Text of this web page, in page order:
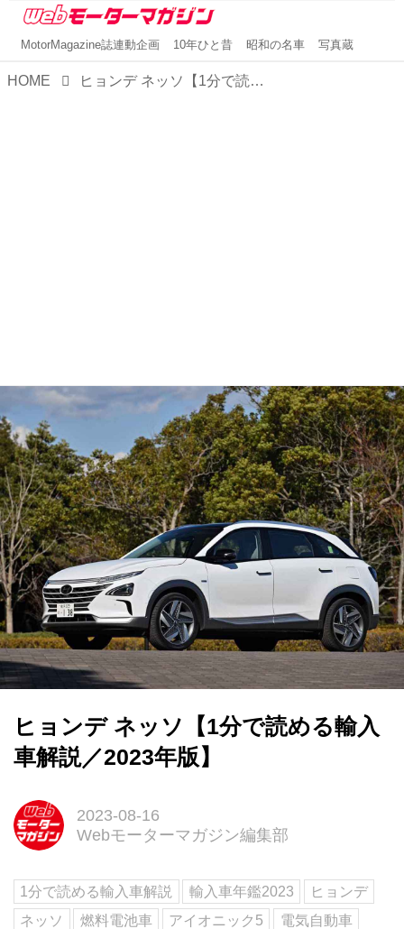
MotorMagazine誌連動企画 10年ひと昔 昭和の名車 写真蔵
HOME ヒョンデ ネッソ【1分で読める輸入車解説／2023年版】
ヒョンデ ネッソ【1分で読める輸入
車解説／2023年版】
2023-08-16
Webモーターマガジン編集部
1分で読める輸入車解説 輸入車年鑑2023
ヒョンデ
ネッソ
燃料電池車 アイオニック5 電気自動車